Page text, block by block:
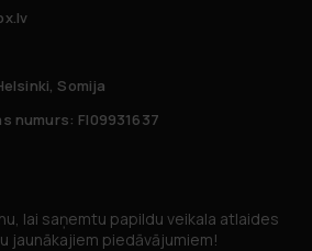
Somija
numurs: FI09931637
lai saņemtu papildu veikala atlaides
jaunākajiem piedāvājumiem!